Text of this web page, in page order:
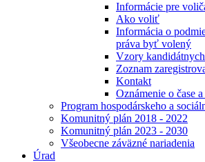
Informácie pre
Ako voliť
Informácia o
práva byť volený
Vzory
Zoznam
Kontakt
Oznámenie o čase
Program hospodárskeho a
Komunitný plán 2018 - 2022
Komunitný plán 2023 - 2030
Všeobecne záväzné nariadenia
Úrad